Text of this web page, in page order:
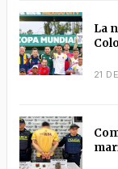
La
21